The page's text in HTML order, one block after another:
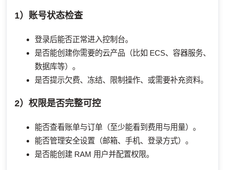
1）账号状态检查
登录后能否正常进入控制台。
是否能创建你需要的云产品（比如 ECS、容器服务、
数据库等）。
是否提示欠费、冻结、限制操作、或需要补充资料。
2）权限是否完整可控
能否查看账单与订单（至少能看到费用与用量）。
能否管理安全设置（邮箱、手机、登录方式）。
是否能创建 RAM 用户并配置权限。